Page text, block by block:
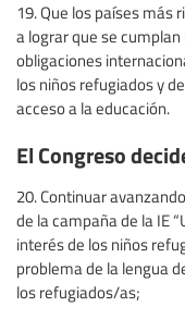
19. Que los países más
a lograr que se
obligaciones
los niños refugiados y
acceso a la educación.
El Congreso
20. Continuar
de la campaña de la IE
interés de los niños
problema de la lengua
los refugiados/as;